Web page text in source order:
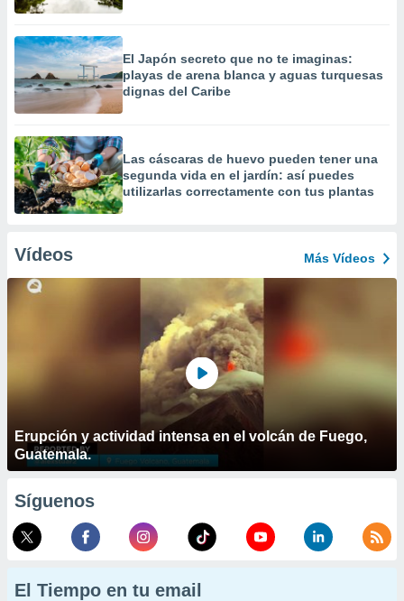
El Japón secreto que no te imaginas:
playas de arena blanca y aguas turquesas
dignas del Caribe
Las cáscaras de huevo pueden tener una
segunda vida en el jardín: así puedes
utilizarlas correctamente con tus plantas
Vídeos Más Vídeos
Erupción y actividad intensa en el volcán de Fuego,
Guatemala.
Síguenos
El Tiempo en tu email